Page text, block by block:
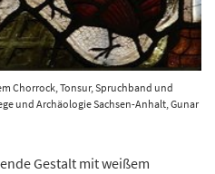
Chorrock, Tonsur, Spruchband und
und Archäologie Sachsen-Anhalt, Gunar
Gestalt mit weißem